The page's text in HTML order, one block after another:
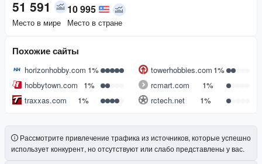
51 591
Место в мире
10 995
Место в стране
Похожие сайты
horizonhobby.com 1% towerhobbies.com 1%
hobbytown.com
1% rcmart.com
1%
traxxas.com
1% rctech.net 1%
Рассмотрите привлечение трафика из источников, которые успешно
использует конкурент, но отсутствуют или слабо представлены у вас.